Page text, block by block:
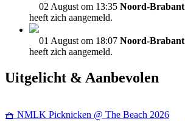
02 August om 13:35 Noord-Brabant
heeft zich aangemeld.
01 August om 18:07 Noord-Brabant
heeft zich aangemeld.
Uitgelicht & Aanbevolen
🧺 NMLK Picknicken @ The Beach 2026